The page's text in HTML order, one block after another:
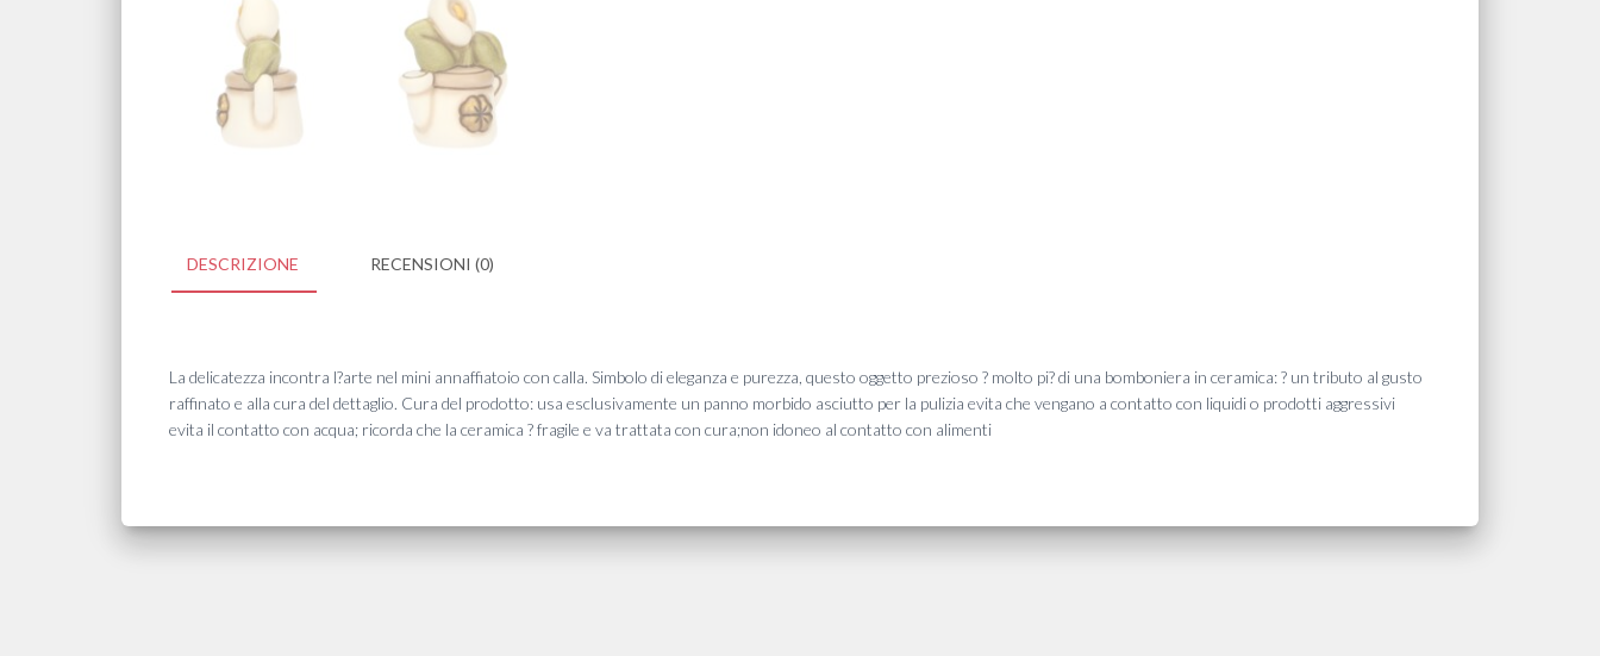
DESCRIZIONE RECENSIONI (0)
La delicatezza incontra l?arte nel mini annaffiatoio con calla. Simbolo di eleganza e purezza, questo oggetto prezioso ? molto pi? di una bomboniera in ceramica: ? un tributo al gusto
raffinato e alla cura del dettaglio. Cura del prodotto: usa esclusivamente un panno morbido asciutto per la pulizia evita che vengano a contatto con liquidi o prodotti aggressivi
evita il contatto con acqua; ricorda che la ceramica ? fragile e va trattata con cura;non idoneo al contatto con alimenti